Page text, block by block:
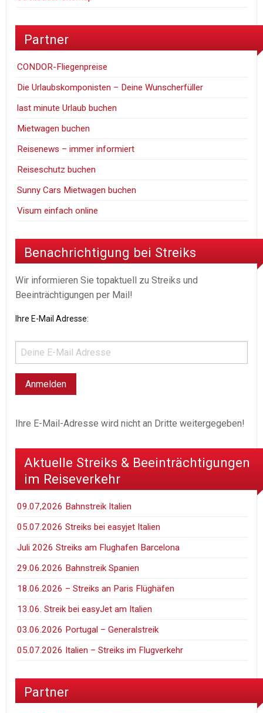
Partner
CONDOR-Fliegenpreise
Die Urlaubskomponisten – Deine Wunscherfüller
last minute Urlaub buchen
Mietwagen buchen
Reisenews – immer informiert
Reiseschutz buchen
Sunny Cars Mietwagen buchen
Visum einfach online
Benachrichtigung bei Streiks
Wir informieren Sie topaktuell zu Streiks und
Beeinträchtigungen per Mail!
Ihre E-Mail Adresse:
Ihre E-Mail-Adresse wird nicht an Dritte weitergegeben!
Aktuelle Streiks & Beeinträchtigungen
im Reiseverkehr
09.07,2026 Bahnstreik Italien
05.07.2026 Streiks bei easyjet Italien
Juli 2026 Streiks am Flughafen Barcelona
29.06.2026 Bahnstreik Spanien
18.06.2026 – Streiks an Paris Flüghäfen
13.06. Streik bei easyJet am Italien
03.06.2026 Portugal – Generalstreik
05.07.2026 Italien – Streiks im Flugverkehr
Partner